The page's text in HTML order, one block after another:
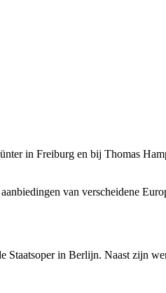
in Freiburg en bij Thomas
van verscheidene
Staatsoper in Berlijn. Naast zijn